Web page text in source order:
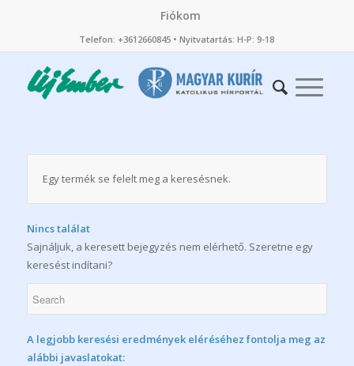
Fiókom
Telefon: +3612660845 • Nyitvatartás: H-P: 9-18
Egy termék se felelt meg a keresésnek.
Nincs találat
Sajnáljuk, a keresett bejegyzés nem elérhető. Szeretne egy
keresést indítani?
A legjobb keresési eredmények eléréséhez fontolja meg az
alábbi javaslatokat: